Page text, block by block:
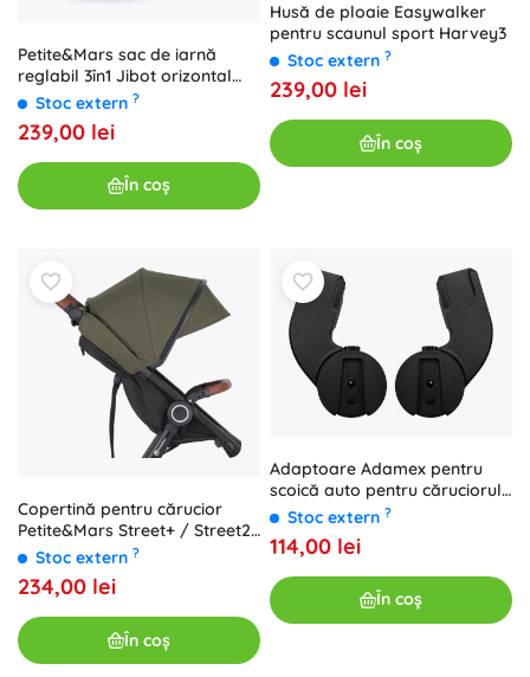
Petite&Mars sac de iarnă
reglabil 3în1 Jibot orizontal
ocean blue
Stoc extern ?
239,00 lei
În coș
Husă de ploaie Easywalker
pentru scaunul sport Harvey3
Stoc extern ?
239,00 lei
În coș
Copertină pentru cărucior
Petite&Mars Street+ / Street2
mature olive
Stoc extern ?
234,00 lei
În coș
Adaptoare Adamex pentru
scoică auto pentru căruciorul
Como
Stoc extern ?
114,00 lei
În coș